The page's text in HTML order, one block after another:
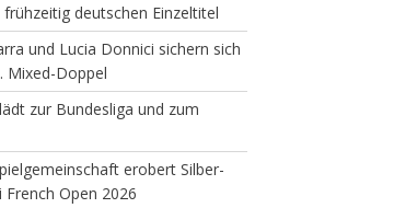
frühzeitig deutschen Einzeltitel
und Lucia Donnici sichern sich
Mixed-Doppel
zur Bundesliga und zum
erobert Silber-
French Open 2026